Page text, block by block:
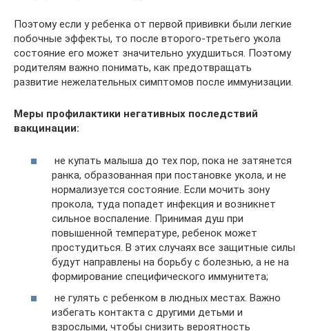
Поэтому если у ребенка от первой прививки были легкие
побочные эффекты, то после второго-третьего укола
состояние его может значительно ухудшиться. Поэтому
родителям важно понимать, как предотвращать
развитие нежелательных симптомов после иммунизации.
Меры профилактики негативных последствий
вакцинации:
не купать малыша до тех пор, пока не затянется
ранка, образованная при постановке укола, и не
нормализуется состояние. Если мочить зону
прокола, туда попадет инфекция и возникнет
сильное воспаление. Принимая душ при
повышенной температуре, ребенок может
простудиться. В этих случаях все защитные силы
будут направлены на борьбу с болезнью, а не на
формирование специфического иммунитета;
не гулять с ребенком в людных местах. Важно
избегать контакта с другими детьми и
взрослыми, чтобы снизить вероятность